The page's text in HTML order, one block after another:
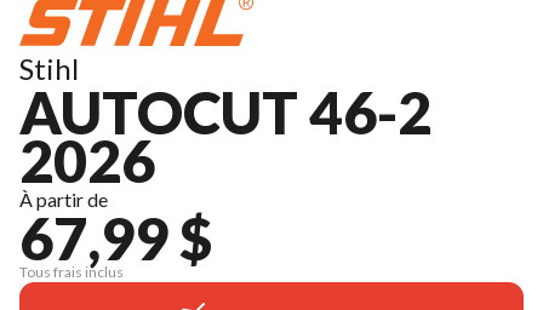
Stihl
AUTOCUT 46-2
2026
À partir de
67,99 $
Tous frais inclus